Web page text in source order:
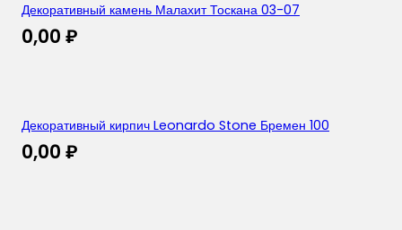
Декоративный камень Малахит Тоскана 03-07
0,00 ₽
Декоративный кирпич Leonardo Stone Бремен 100
0,00 ₽